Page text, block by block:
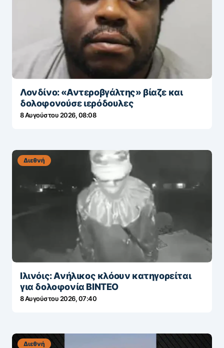
Λονδίνο: «Αντεροβγάλτης» βίαζε και
δολοφονούσε ιερόδουλες
8 Αυγούστου 2026, 08:08
Διεθνή
Ιλινόις: Ανήλικος κλόουν κατηγορείται
για δολοφονία ΒΙΝΤΕΟ
8 Αυγούστου 2026, 07:40
Διεθνή